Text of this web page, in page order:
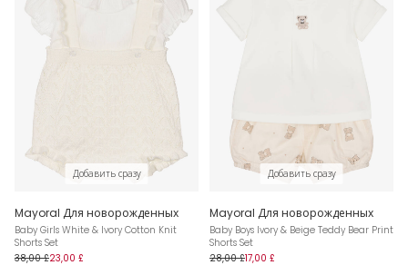
Добавить сразу
Mayoral Для новорожденных
Baby Girls White & Ivory Cotton Knit
Shorts Set
38,00 £23,00 £
Добавить сразу
Mayoral Для новорожденных
Baby Boys Ivory & Beige Teddy Bear Print
Shorts Set
28,00 £17,00 £